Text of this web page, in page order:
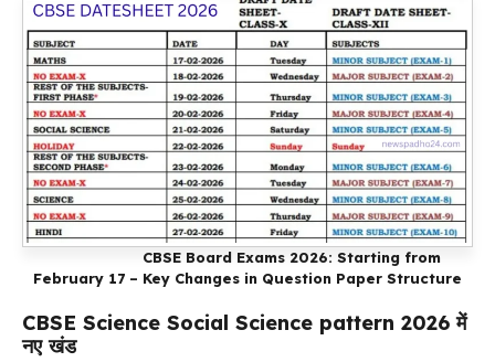
CBSE Board Exams 2026: Starting from
February 17 – Key Changes in Question Paper Structure
CBSE Science Social Science pattern 2026 में
नए खंड